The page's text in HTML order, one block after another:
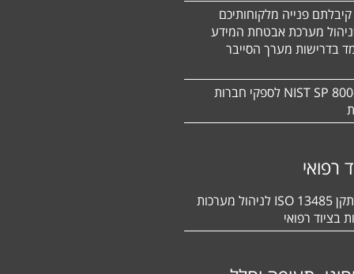
פנייה מלקוחותיכם
מערכת אבטחת המידע
בדרישות מערך הסייבר
תקן NIST SP 800-171 לספקי חברות
רפואי
הסמכה לתקן 13485 ISO לניהול מערכות
בציוד רפואי